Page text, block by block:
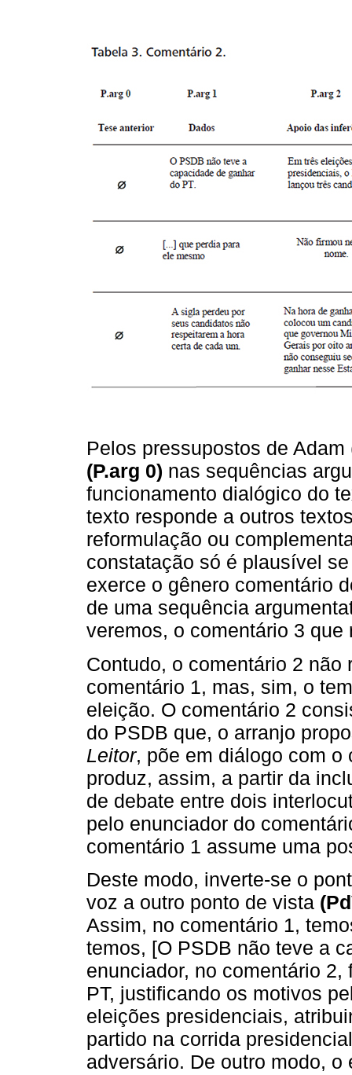
Pelos pressupostos de
(P.arg 0) nas sequências
funcionamento dialógico do
texto responde a outros
reformulação ou
constatação só é plausível
exerce o gênero comentário
de uma sequência
veremos, o comentário 3
Contudo, o comentário 2
comentário 1, mas, sim, o
eleição. O comentário 2
do PSDB que, o arranjo
Leitor, põe em diálogo com o
produz, assim, a partir da
de debate entre dois
pelo enunciador do
comentário 1 assume uma
Deste modo, inverte-se o
voz a outro ponto de vista
Assim, no comentário 1,
temos, [O PSDB não teve a
enunciador, no comentário
PT, justificando os motivos
eleições presidenciais,
partido na corrida
adversário. De outro modo,